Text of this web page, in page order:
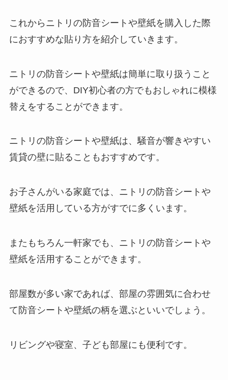
これからニトリの防音シートや壁紙を購入した際
におすすめな貼り方を紹介していきます。
ニトリの防音シートや壁紙は簡単に取り扱うこと
ができるので、DIY初心者の方でもおしゃれに模様
替えをすることができます。
ニトリの防音シートや壁紙は、騒音が響きやすい
賃貸の壁に貼ることもおすすめです。
お子さんがいる家庭では、ニトリの防音シートや
壁紙を活用している方がすでに多くいます。
またもちろん一軒家でも、ニトリの防音シートや
壁紙を活用することができます。
部屋数が多い家であれば、部屋の雰囲気に合わせ
て防音シートや壁紙の柄を選ぶといいでしょう。
リビングや寝室、子ども部屋にも便利です。